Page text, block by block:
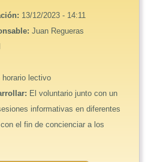
13/12/2023 - 14:11
Juan Regueras
horario lectivo
El voluntario junto con un
informativas en diferentes
el fin de concienciar a los